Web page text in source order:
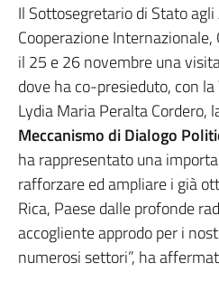
Il Sottosegretario di Stato
Cooperazione
il 25 e 26 novembre una
dove ha co-presieduto, con
Lydia Maria Peralta Cordero,
Meccanismo di Dialogo
ha rappresentato una
rafforzare ed ampliare i già
Rica, Paese dalle profonde
accogliente approdo per i
numerosi settori”, ha